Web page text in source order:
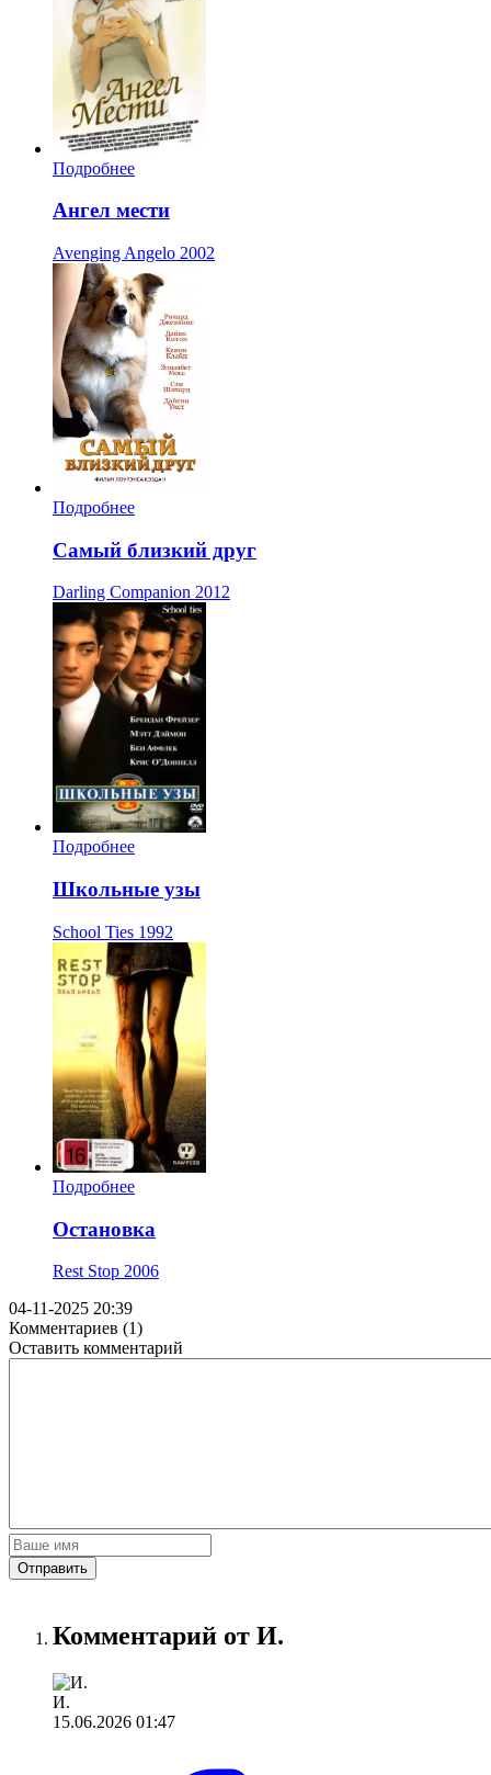
Подробнее
Ангел мести
Avenging Angelo 2002
Подробнее
Самый близкий друг
Darling Companion 2012
Подробнее
Школьные узы
School Ties 1992
Подробнее
Остановка
Rest Stop 2006
04-11-2025 20:39
Комментариев (1)
Оставить комментарий
Отправить
Комментарий от И.
И.
15.06.2026 01:47